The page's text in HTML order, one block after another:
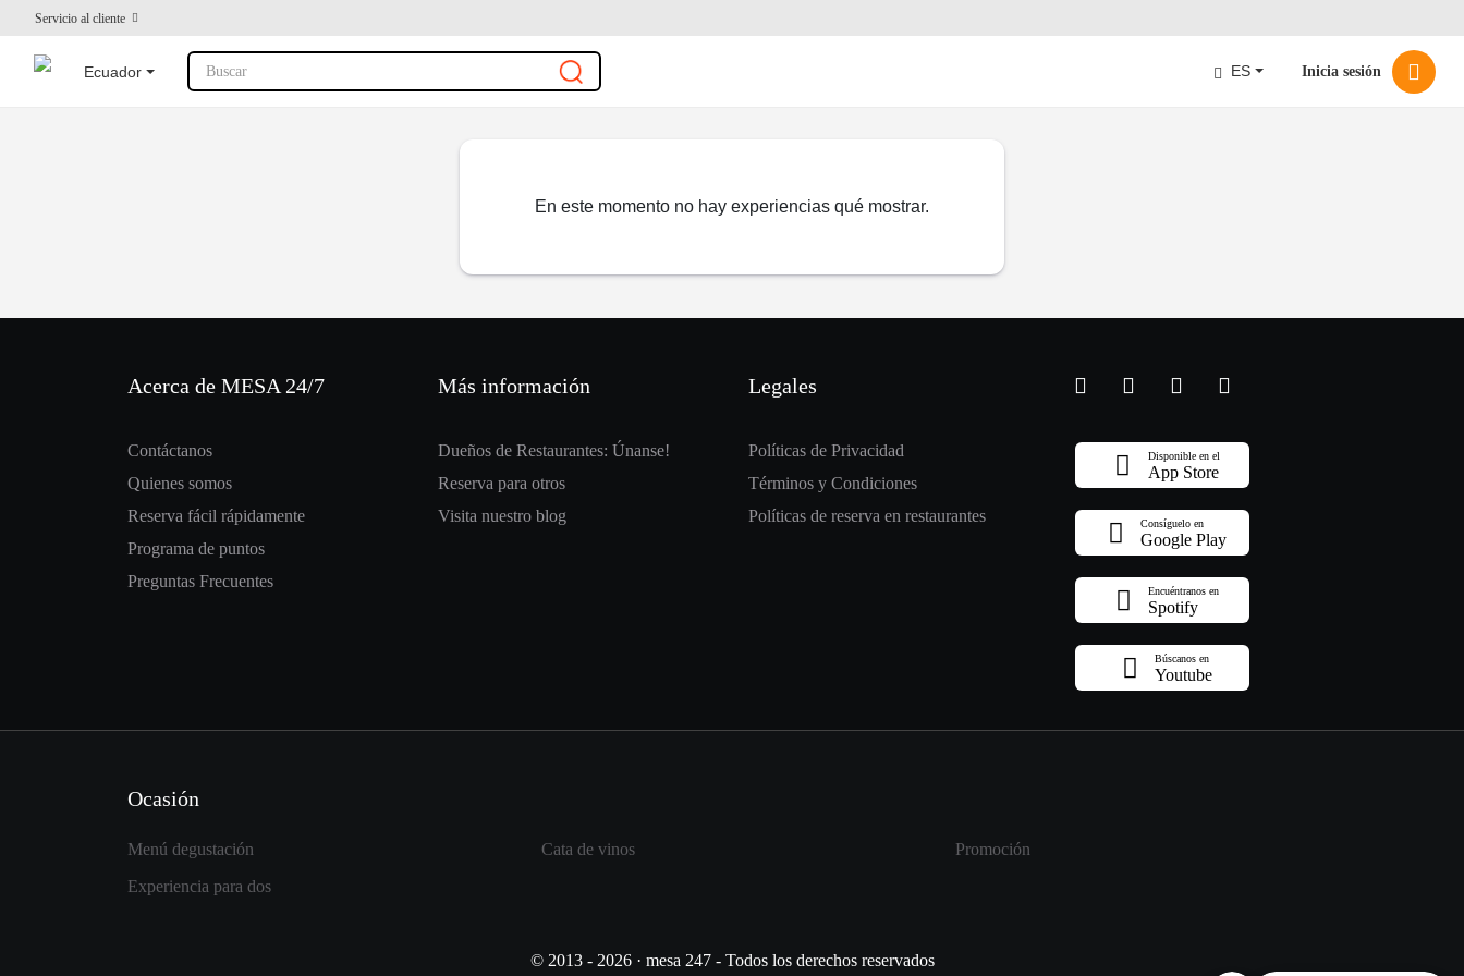
Servicio al cliente
Ecuador Buscar ES Inicia sesión
En este momento no hay experiencias qué mostrar.
Acerca de MESA 24/7
Contáctanos
Quienes somos
Reserva fácil rápidamente
Programa de puntos
Preguntas Frecuentes
Más información
Dueños de Restaurantes: Únanse!
Reserva para otros
Visita nuestro blog
Legales
Políticas de Privacidad
Términos y Condiciones
Políticas de reserva en restaurantes
Disponible en el
App Store
Consíguelo en
Google Play
Encuéntranos en
Spotify
Búscanos en
Youtube
Ocasión
Menú degustación Cata de vinos
Promoción
Experiencia para dos
© 2013 - 2026 · mesa 247 - Todos los derechos reservados